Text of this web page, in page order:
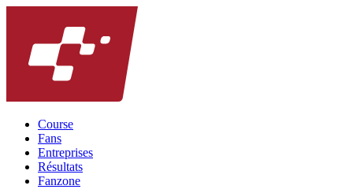
Course
Fans
Entreprises
Résultats
Fanzone